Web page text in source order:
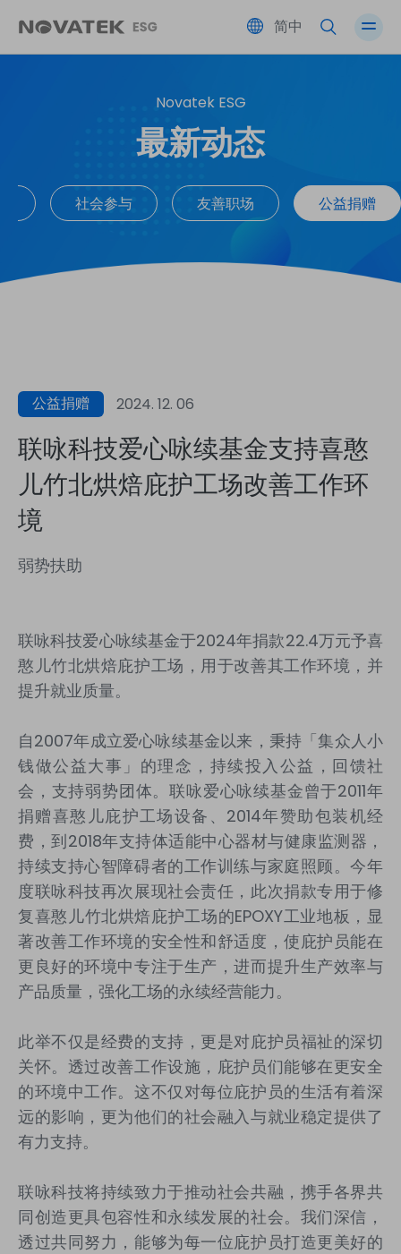
简中
永续蓝图 SDGs
环境永续
社会参与
风险管理
利害关系人
Novatek ESG
最新动态
社会参与 友善职场 公益捐赠
公益捐赠 2024. 12. 06
联咏科技爱心咏续基金支持喜憨
儿竹北烘焙庇护工场改善工作环
境
弱势扶助
联咏科技爱心咏续基金于2024年捐款22.4万元予喜
憨儿竹北烘焙庇护工场，用于改善其工作环境，并
提升就业质量。
自2007年成立爱心咏续基金以来，秉持「集众人小
钱做公益大事」的理念，持续投入公益，回馈社
会，支持弱势团体。联咏爱心咏续基金曾于2011年
捐赠喜憨儿庇护工场设备、2014年赞助包装机经
费，到2018年支持体适能中心器材与健康监测器，
持续支持心智障碍者的工作训练与家庭照顾。今年
度联咏科技再次展现社会责任，此次捐款专用于修
复喜憨儿竹北烘焙庇护工场的EPOXY工业地板，显
著改善工作环境的安全性和舒适度，使庇护员能在
更良好的环境中专注于生产，进而提升生产效率与
产品质量，强化工场的永续经营能力。
此举不仅是经费的支持，更是对庇护员福祉的深切
关怀。透过改善工作设施，庇护员们能够在更安全
的环境中工作。这不仅对每位庇护员的生活有着深
远的影响，更为他们的社会融入与就业稳定提供了
有力支持。
联咏科技将持续致力于推动社会共融，携手各界共
同创造更具包容性和永续发展的社会。我们深信，
透过共同努力，能够为每一位庇护员打造更美好的